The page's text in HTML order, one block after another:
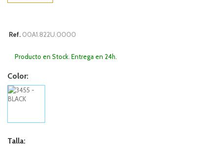
Ref. 00A1.822U.0000
Producto en Stock. Entrega en 24h.
Color:
Talla: